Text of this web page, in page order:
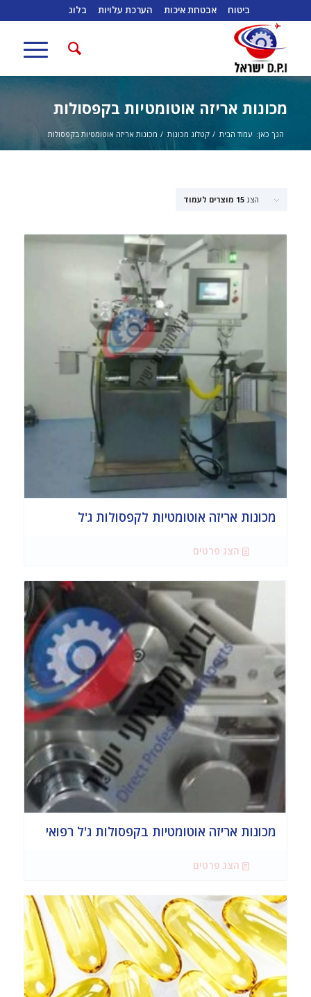
ביטוח אבטחת איכות הערכת עלויות בלוג
מכונות אריזה אוטומטיות בקפסולות
הנך כאן: עמוד הבית / קטלוג מכונות / מכונות אריזה אוטומטיות בקפסולות
הצג 15 מוצרים לעמוד
מכונות אריזה אוטומטיות לקפסולות ג'ל
הצג פרטים
מכונות אריזה אוטומטיות בקפסולות ג'ל רפואי
הצג פרטים